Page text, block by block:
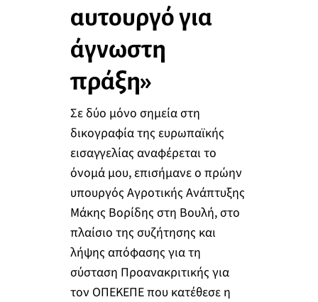
αυτουργό για
άγνωστη
πράξη»
Σε δύο μόνο σημεία στη
δικογραφία της ευρωπαϊκής
εισαγγελίας αναφέρεται το
όνομά μου, επισήμανε ο πρώην
υπουργός Αγροτικής Ανάπτυξης
Μάκης Βορίδης στη Βουλή, στο
πλαίσιο της συζήτησης και
λήψης απόφασης για τη
σύσταση Προανακριτικής για
τον ΟΠΕΚΕΠΕ που κατέθεσε η